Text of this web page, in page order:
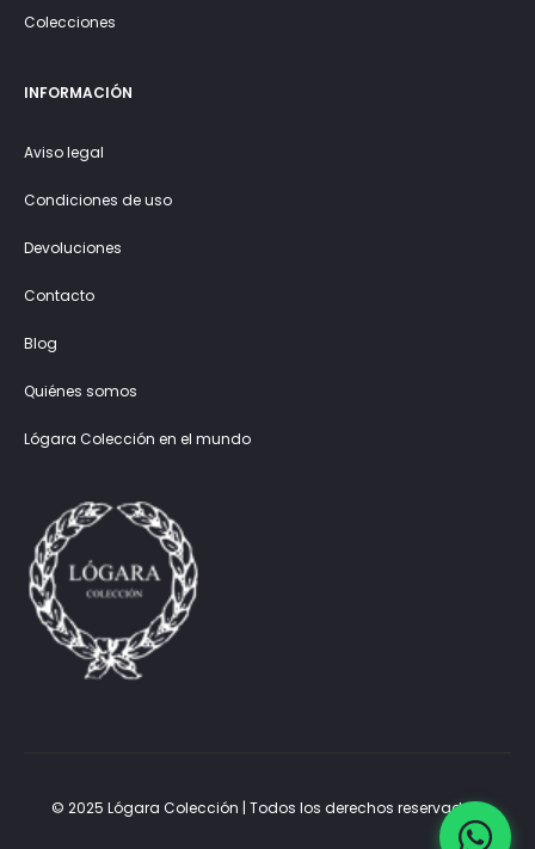
Colecciones
INFORMACIÓN
Aviso legal
Condiciones de uso
Devoluciones
Contacto
Blog
Quiénes somos
Lógara Colección en el mundo
© 2025 Lógara Colección | Todos los derechos reservados.